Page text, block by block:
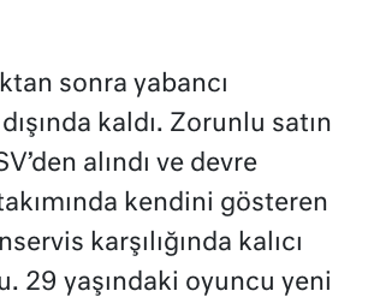
sonra yabancı
kaldı. Zorunlu satın
alındı ve devre
kendini gösteren
karşılığında kalıcı
29 yaşındaki oyuncu yeni